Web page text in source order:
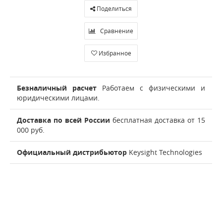
Поделиться
Сравнение
Избранное
Безналичный расчет Работаем с физическими и
юридическими лицами.
Доставка по всей России бесплатная доставка от 15
000 руб.
Официальный дистрибьютор Keysight Technologies